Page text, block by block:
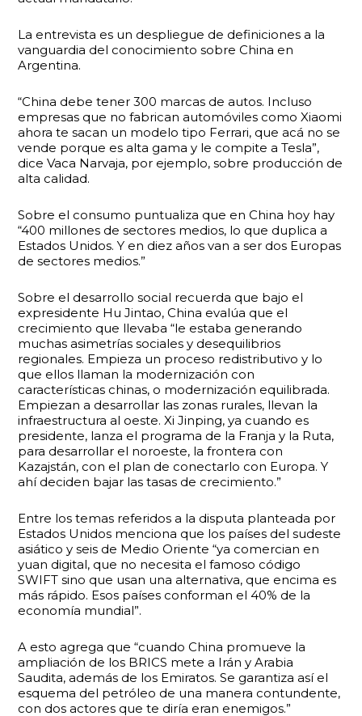
La entrevista es un despliegue de definiciones a la
vanguardia del conocimiento sobre China en
Argentina.
“China debe tener 300 marcas de autos. Incluso
empresas que no fabrican automóviles como Xiaomi
ahora te sacan un modelo tipo Ferrari, que acá no se
vende porque es alta gama y le compite a Tesla”,
dice Vaca Narvaja, por ejemplo, sobre producción de
alta calidad.
Sobre el consumo puntualiza que en China hoy hay
“400 millones de sectores medios, lo que duplica a
Estados Unidos. Y en diez años van a ser dos Europas
de sectores medios.”
Sobre el desarrollo social recuerda que bajo el
expresidente Hu Jintao, China evalúa que el
crecimiento que llevaba “le estaba generando
muchas asimetrías sociales y desequilibrios
regionales. Empieza un proceso redistributivo y lo
que ellos llaman la modernización con
características chinas, o modernización equilibrada.
Empiezan a desarrollar las zonas rurales, llevan la
infraestructura al oeste. Xi Jinping, ya cuando es
presidente, lanza el programa de la Franja y la Ruta,
para desarrollar el noroeste, la frontera con
Kazajstán, con el plan de conectarlo con Europa. Y
ahí deciden bajar las tasas de crecimiento.”
Entre los temas referidos a la disputa planteada por
Estados Unidos menciona que los países del sudeste
asiático y seis de Medio Oriente “ya comercian en
yuan digital, que no necesita el famoso código
SWIFT sino que usan una alternativa, que encima es
más rápido. Esos países conforman el 40% de la
economía mundial”.
A esto agrega que “cuando China promueve la
ampliación de los BRICS mete a Irán y Arabia
Saudita, además de los Emiratos. Se garantiza así el
esquema del petróleo de una manera contundente,
con dos actores que te diría eran enemigos.”